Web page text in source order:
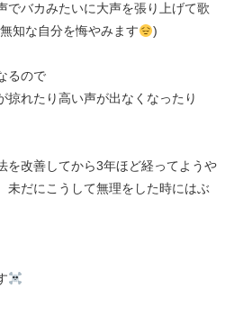
でバカみたいに大声を張り上げて歌
知な自分を悔やみます
)
るので
掠れたり高い声が出なくなったり
を改善してから3年ほど経ってようや
未だにこうして無理をした時にはぶ